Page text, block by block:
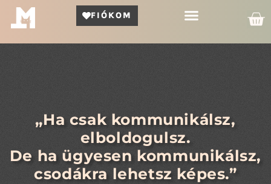
FIÓKOM
„Ha csak kommunikálsz,
elboldogulsz.
De ha ügyesen kommunikálsz,
csodákra lehetsz képes.”